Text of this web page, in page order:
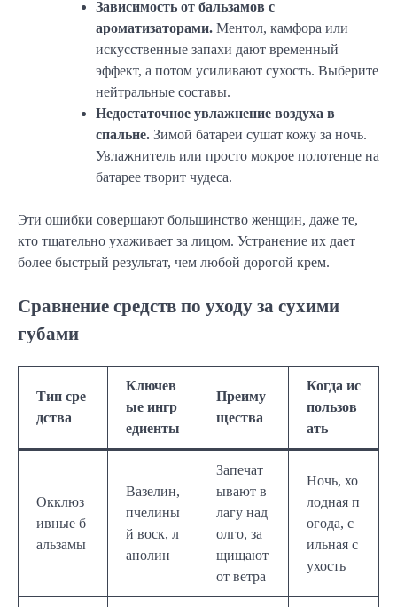
Зависимость от бальзамов с
ароматизаторами. Ментол, камфора или
искусственные запахи дают временный
эффект, а потом усиливают сухость. Выберите
нейтральные составы.
Недостаточное увлажнение воздуха в
спальне. Зимой батареи сушат кожу за ночь.
Увлажнитель или просто мокрое полотенце на
батарее творит чудеса.
Эти ошибки совершают большинство женщин, даже те,
кто тщательно ухаживает за лицом. Устранение их дает
более быстрый результат, чем любой дорогой крем.
Сравнение средств по уходу за сухими
губами
Тип сре
дства
Ключев
ые ингр
едиенты
Преиму
щества
Когда ис
пользов
ать
Окклюз
ивные б
альзамы
Вазелин,
пчелины
й воск, л
анолин
Запечат
ывают в
лагу над
олго, за
щищают
от ветра
Ночь, хо
лодная п
огода, с
ильная с
ухость